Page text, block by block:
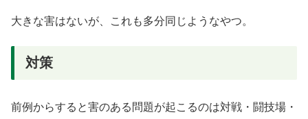
大きな害はないが、これも多分同じようなやつ。
対策
前例からすると害のある問題が起こるのは対戦・闘技場・